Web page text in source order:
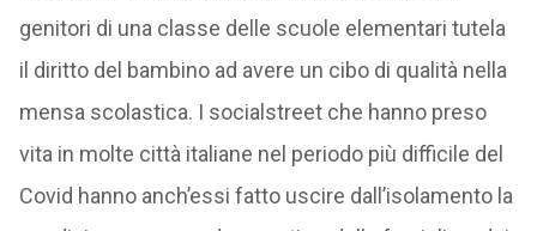
genitori di una classe delle scuole elementari tutela
il diritto del bambino ad avere un cibo di qualità nella
mensa scolastica. I socialstreet che hanno preso
vita in molte città italiane nel periodo più difficile del
Covid hanno anch’essi fatto uscire dall’isolamento la